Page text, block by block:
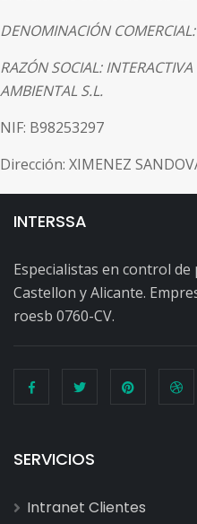
DENOMINACIÓN
RAZÓN SOCIAL:
AMBIENTAL S.L.
NIF: B98253297
Dirección: XIMENEZ
INTERSSA
Especialistas en control de
Castellon y Alicante.
roesb 0760-CV.
SERVICIOS
Intranet Clientes